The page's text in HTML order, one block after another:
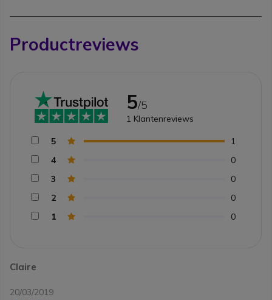
Productreviews
Claire
20/03/2019
5/5
1 Klantenreviews
5
1
4
0
3
0
2
0
1
0